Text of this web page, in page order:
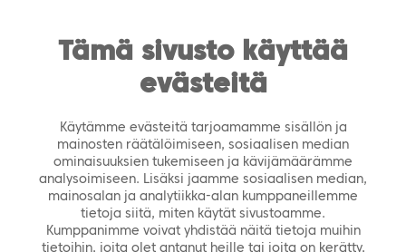
Tämä sivusto käyttää
evästeitä
Käytämme evästeitä tarjoamamme sisällön ja
mainosten räätälöimiseen, sosiaalisen median
ominaisuuksien tukemiseen ja kävijämäärämme
analysoimiseen. Lisäksi jaamme sosiaalisen median,
mainosalan ja analytiikka-alan kumppaneillemme
tietoja siitä, miten käytät sivustoamme.
Kumppanimme voivat yhdistää näitä tietoja muihin
tietoihin, joita olet antanut heille tai joita on kerätty,
https://tiera.fi/name FI SV
Edustore puitesopimuksen toimittajaksi valikoitui
Kirjavälitys Oy
TIEDOTTEET 22.12.2023